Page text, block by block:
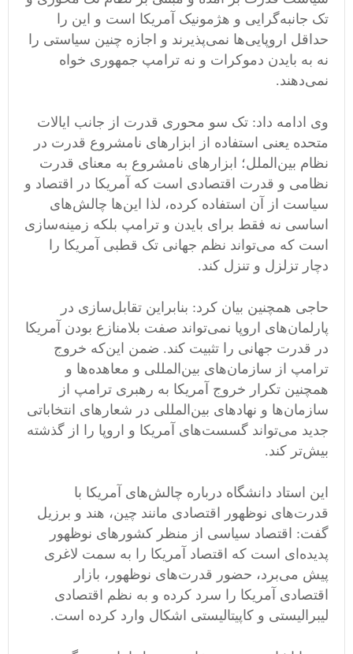
تک جانبه‌گرایی و هژمونیک ‌آمریکا است و این را
حداقل اروپایی‌ها نمی‌پذیرند و اجازه چنین سیاستی را
نه به بایدن دموکرات و نه ترامپ جمهوری خواه
نمی‌دهند.
وی ادامه داد: تک سو محوری قدرت از جانب ایالات
متحده یعنی استفاده از ابزارهای نامشروع قدرت در
نظام بین‌الملل؛ ابزارهای نامشروع به معنای قدرت
نظامی و قدرت اقتصادی است که آمریکا در اقتصاد و
سیاست از آن استفاده کرده، لذا این‌ها چالش‌های
اساسی نه فقط برای بایدن و ترامپ بلکه زمینه‌سازی
است که می‌تواند نظم جهانی تک قطبی آمریکا را
دچار تزلزل و تنزل کند.
حاجی همچنین بیان کرد: بنابراین تقابل‌سازی در
پارلمان‌های اروپا نمی‌تواند صفت بلامنازع بودن آمریکا
در قدرت جهانی را تثبیت کند. ضمن این‌که خروج
ترامپ از سازمان‌های بین‌المللی و معاهده‌ها و
همچنین تکرار خروج آمریکا به رهبری ترامپ از
سازمان‌ها و نهادهای بین‌المللی در شعارهای انتخاباتی
جدید می‌تواند گسست‌های آمریکا و اروپا را از گذشته
بیش‌تر کند.
این استاد دانشگاه درباره چالش‌های آمریکا با
قدرت‌های نوظهور اقتصادی مانند چین، هند و برزیل
گفت: اقتصاد سیاسی از منظر کشورهای نوظهور
پدیده‌ای است که اقتصاد آمریکا را به سمت لاغری
پیش می‌برد، حضور قدرت‌های نوظهور، بازار
اقتصادی آمریکا را سرد کرده و به نظم اقتصادی
لیبرالیستی و کاپیتالیستی اشکال وارد کرده است.